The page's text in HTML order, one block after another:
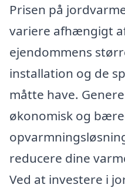
Prisen på
variere afhængigt
ejendommens
installation og de
måtte have.
økonomisk og
reducere dine
Ved at investere i